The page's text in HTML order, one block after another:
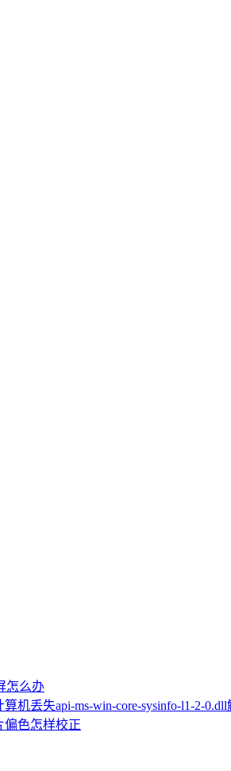
怎么办
算机丢失api-ms-win-core-sysinfo-l1-2-
偏色怎样校正